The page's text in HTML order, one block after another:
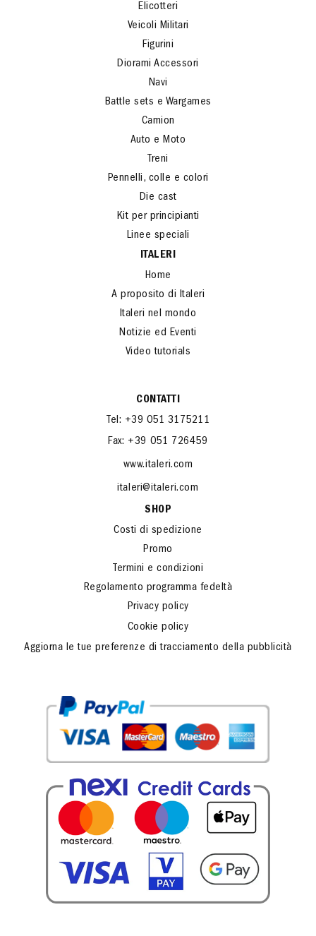
Elicotteri
Veicoli Militari
Figurini
Diorami Accessori
Navi
Battle sets e Wargames
Camion
Auto e Moto
Treni
Pennelli, colle e colori
Die cast
Kit per principianti
Linee speciali
ITALERI
Home
A proposito di Italeri
Italeri nel mondo
Notizie ed Eventi
Video tutorials
CONTATTI
Tel: +39 051 3175211
Fax: +39 051 726459
www.italeri.com
italeri@italeri.com
SHOP
Costi di spedizione
Promo
Termini e condizioni
Regolamento programma fedeltà
Privacy policy
Cookie policy
Aggiorna le tue preferenze di tracciamento della pubblicità